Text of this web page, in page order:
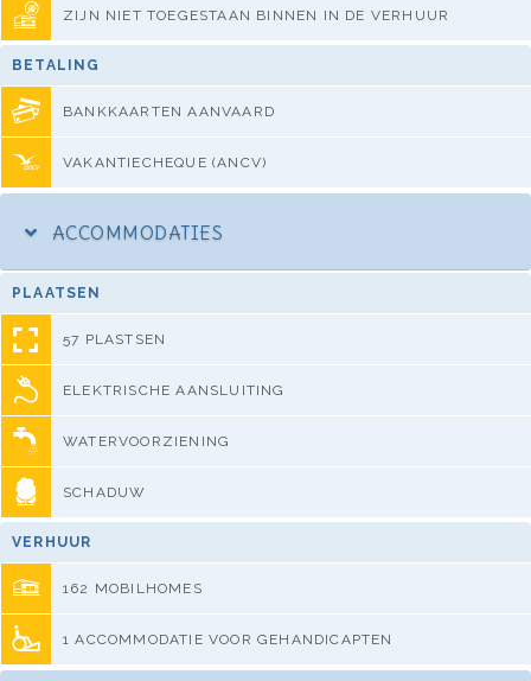
ZIJN NIET TOEGESTAAN BINNEN IN DE VERHUUR
BETALING
BANKKAARTEN AANVAARD
VAKANTIECHEQUE (ANCV)
ACCOMMODATIES
PLAATSEN
57 PLASTSEN
ELEKTRISCHE AANSLUITING
WATERVOORZIENING
SCHADUW
VERHUUR
162 MOBILHOMES
1 ACCOMMODATIE VOOR GEHANDICAPTEN